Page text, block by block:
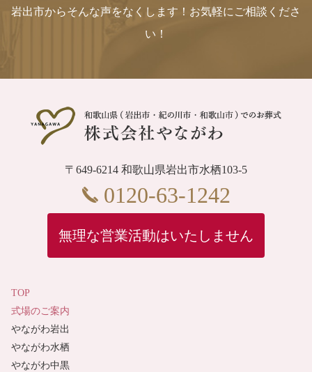
岩出市からそんな声をなくします！お気軽にご相談くださ
い！
〒649-6214 和歌山県岩出市水栖103-5
0120-63-1242
無理な営業活動はいたしません
TOP
式場のご案内
やながわ岩出
やながわ水栖
やながわ中黒